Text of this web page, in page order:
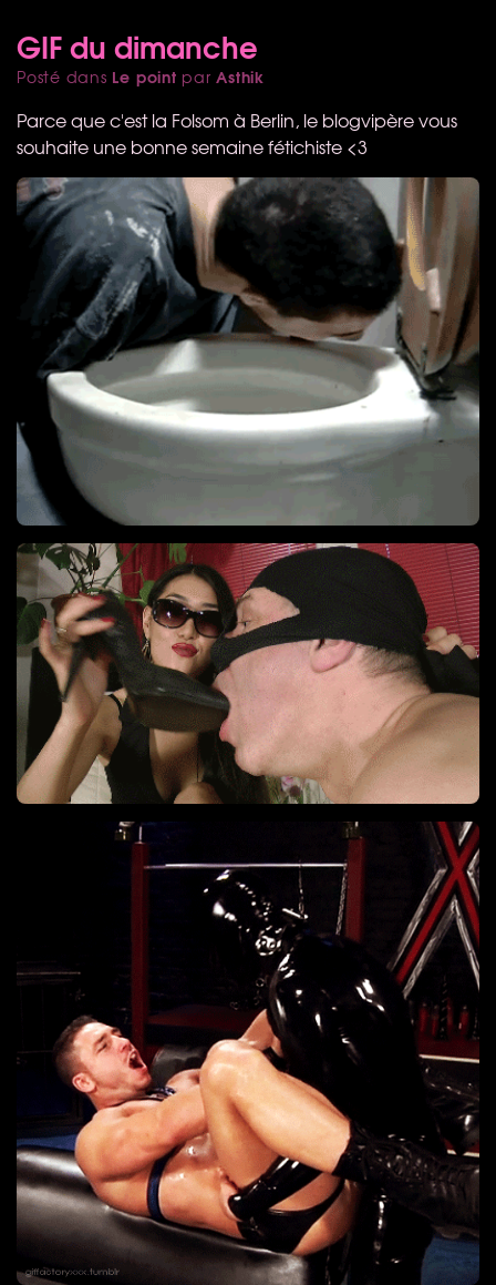
GIF du dimanche
Posté dans Le point parAsthik
Parce que c'est la Folsom à Berlin, le blogvipère vous
souhaite une bonne semaine fétichiste <3